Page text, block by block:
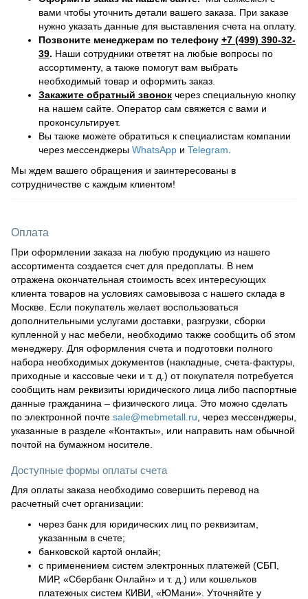
вами чтобы уточнить детали вашего заказа. При заказе
нужно указать данные для выставления счета на оплату.
Позвоните менеджерам по телефону +7 (499) 390-32-
39. Наши сотрудники ответят на любые вопросы по
ассортименту, а также помогут вам выбрать
необходимый товар и оформить заказ.
Закажите обратный звонок через специальную кнопку
на нашем сайте. Оператор сам свяжется с вами и
проконсультирует.
Вы также можете обратиться к специалистам компании
через мессенджеры WhatsApp и Telegram
Мы ждем вашего обращения и заинтересованы в
сотрудничестве с каждым клиентом!
Оплата
При оформлении заказа на любую продукцию из нашего
ассортимента создается счет для предоплаты. В нем
отражена окончательная стоимость всех интересующих
клиента товаров на условиях самовывоза с нашего склада в
Москве. Если покупатель желает воспользоваться
дополнительными услугами доставки, разгрузки, сборки
купленной у нас мебели, необходимо также сообщить об этом
менеджеру. Для оформления счета и подготовки полного
набора необходимых документов (накладные, счета-фактуры,
приходные и кассовые чеки и т. д.) от покупателя потребуется
сообщить нам реквизиты юридического лица либо паспортные
данные гражданина – физического лица. Это можно сделать
по электронной почте sale@mebmetall.ru , через мессенджеры,
указанные в разделе «Контакты», или направить нам обычной
почтой на бумажном носителе.
Доступные формы оплаты счета
Для оплаты заказа необходимо совершить перевод на
расчетный счет организации:
через банк для юридических лиц по реквизитам,
указанным в счете;
банковской картой онлайн;
с применением систем электронных платежей (СБП,
МИР, «Сбербанк Онлайн» и т. д.) или кошельков
платежных систем КИВИ, «ЮМани». Уточняйте у